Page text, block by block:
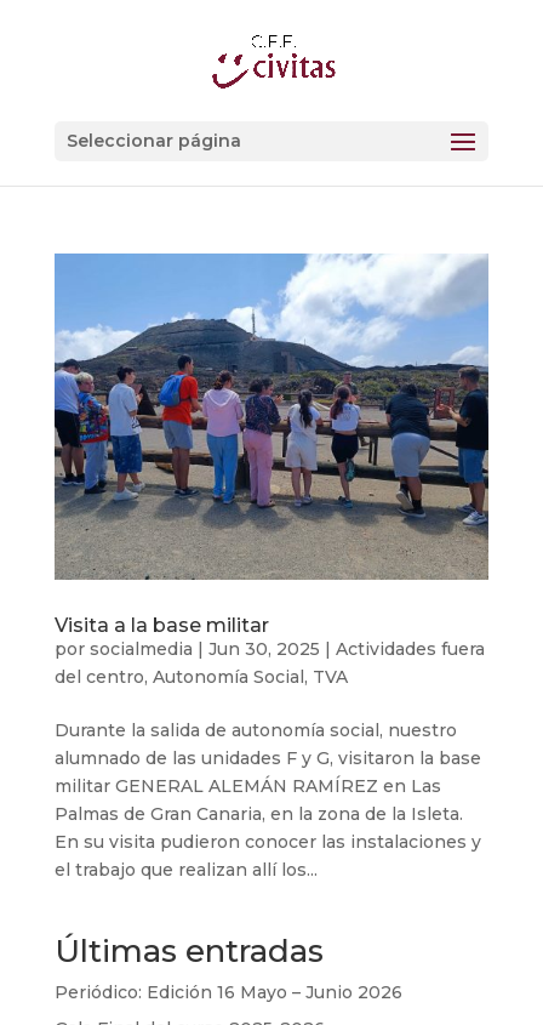
Seleccionar página
Visita a la base militar
por socialmedia | Jun 30, 2025 | Actividades fuera
del centro, Autonomía Social, TVA
Durante la salida de autonomía social, nuestro
alumnado de las unidades F y G, visitaron la base
militar GENERAL ALEMÁN RAMÍREZ en Las
Palmas de Gran Canaria, en la zona de la Isleta.
En su visita pudieron conocer las instalaciones y
el trabajo que realizan allí los...
Últimas entradas
Periódico: Edición 16 Mayo – Junio 2026